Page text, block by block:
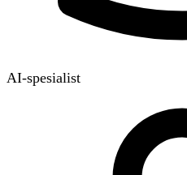
AI-spesialist